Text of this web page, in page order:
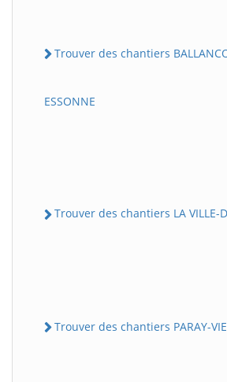
Trouver des chantiers
ESSONNE
Trouver des chantiers LA VILLE-
Trouver des chantiers PARAY-